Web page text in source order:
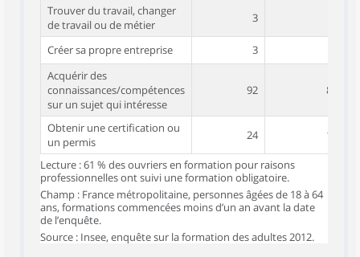
Trouver du travail, changer
de travail ou de métier
3
Créer sa propre entreprise 3
Acquérir des
connaissances/compétences
sur un sujet qui intéresse
92 82
Obtenir une certification ou
un permis
24 19
Lecture : 61 % des ouvriers en formation pour raisons
professionnelles ont suivi une formation obligatoire.
Champ : France métropolitaine, personnes âgées de 18 à 64
ans, formations commencées moins d’un an avant la date
de l’enquête.
Source : Insee, enquête sur la formation des adultes 2012.